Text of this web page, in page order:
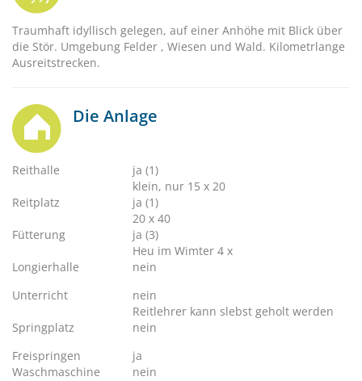
Traumhaft idyllisch gelegen, auf einer Anhöhe mit Blick über
die Stör. Umgebung Felder , Wiesen und Wald. Kilometrlange
Ausreitstrecken.
Die Anlage
Reithalle
ja (1)
klein, nur 15 x 20
Reitplatz
ja (1)
20 x 40
Fütterung
ja (3)
Heu im Wimter 4 x
Longierhalle
nein
Unterricht
nein
Reitlehrer kann slebst geholt werden
Springplatz
nein
Freispringen
ja
Waschmaschine
nein